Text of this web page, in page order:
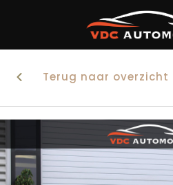
Terug naar overzicht